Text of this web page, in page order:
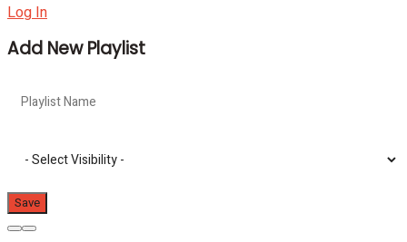
Log In
Add New Playlist